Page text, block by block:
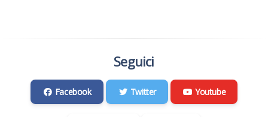
Seguici
Facebook Twitter Youtube